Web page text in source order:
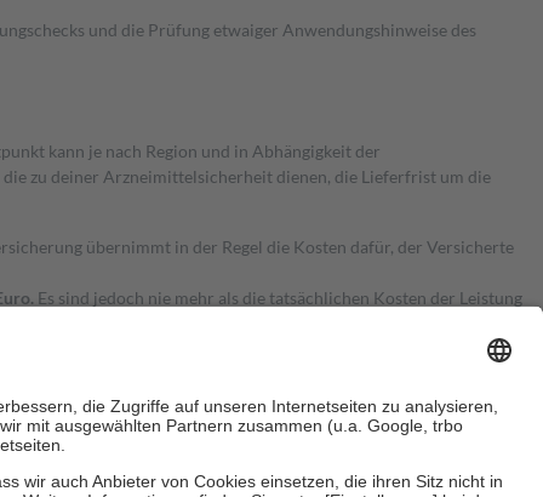
und die Prüfung etwaiger Anwendungshinweise des
kann je nach Region und in Abhängigkeit der
zu deiner Arzneimittelsicherheit dienen, die Lieferfrist um die
übernimmt in der Regel die Kosten dafür, der Versicherte
Es sind jedoch nie mehr als die tatsächlichen Kosten der Leistung
Zuzahlungen an bei: